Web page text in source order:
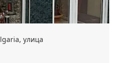
улица